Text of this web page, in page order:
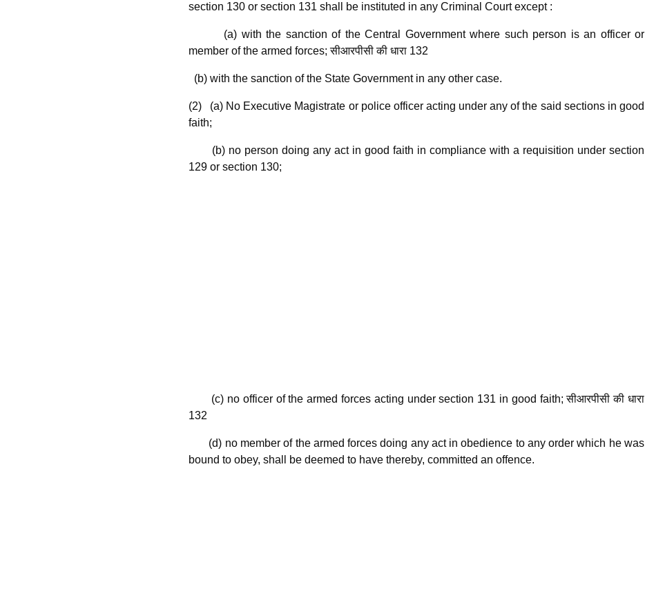
section 130 or section 131 shall be instituted in any Criminal Court except :
(a) with the sanction of the Central Government where such person is an officer or
member of the armed forces; सीआरपीसी की धारा 132
(b) with the sanction of the State Government in any other case.
(2) (a) No Executive Magistrate or police officer acting under any of the said sections in good
faith;
(b) no person doing any act in good faith in compliance with a requisition under section
129 or section 130;
(c) no officer of the armed forces acting under section 131 in good faith; सीआरपीसी की धारा
132
(d) no member of the armed forces doing any act in obedience to any order which he was
bound to obey, shall be deemed to have thereby, committed an offence.